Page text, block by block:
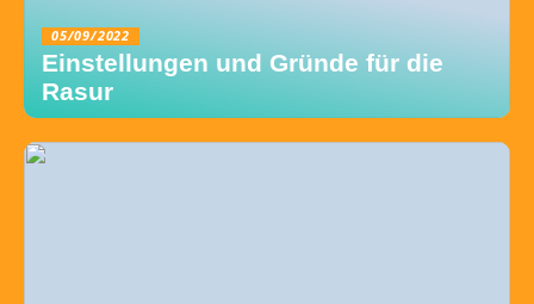
05/09/2022
Einstellungen und Gründe für die
Rasur